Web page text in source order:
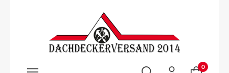
Zum Hauptinhalt springen
0